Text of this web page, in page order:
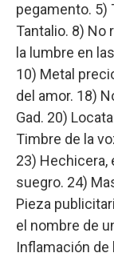
pegamento. 5)
Tantalio. 8) No
la lumbre en
10) Metal
del amor. 18)
Gad. 20)
Timbre de la
23) Hechicera,
suegro. 24)
Pieza
el nombre de
Inflamación de